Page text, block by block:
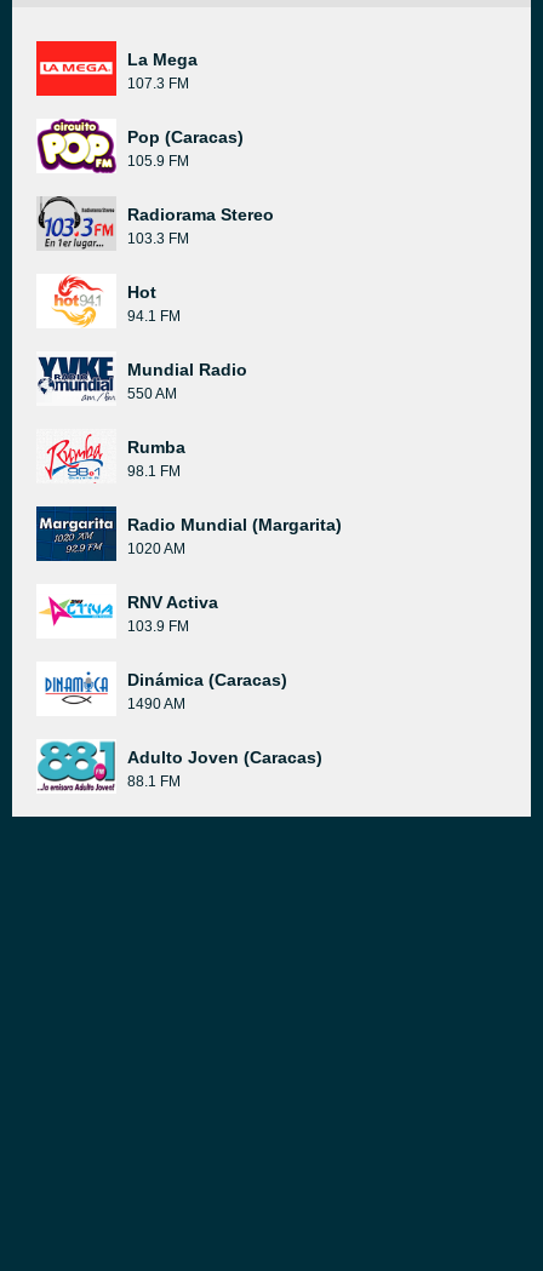
La Mega
107.3 FM
Pop (Caracas)
105.9 FM
Radiorama Stereo
103.3 FM
Hot
94.1 FM
Mundial Radio
550 AM
Rumba
98.1 FM
Radio Mundial (Margarita)
1020 AM
RNV Activa
103.9 FM
Dinámica (Caracas)
1490 AM
Adulto Joven (Caracas)
88.1 FM